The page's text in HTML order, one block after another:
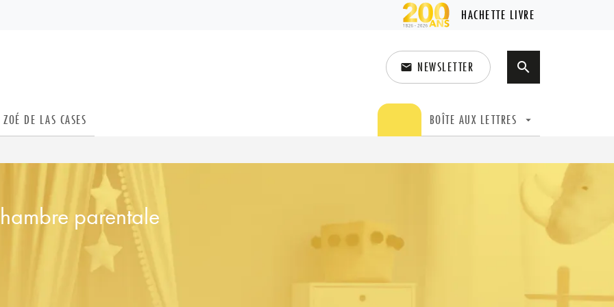
HACHETTE LIVRE
email NEWSLETTER search
ZOÉ DE LAS CASES BOÎTE AUX LETTRES arrow_drop_down
parentale